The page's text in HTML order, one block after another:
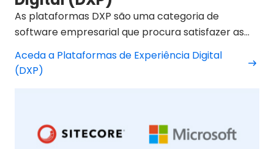
As plataformas DXP são uma categoria de
software empresarial que procura satisfazer as
necessidades das empresas na sua
transformação digital.
Aceda a Plataformas de Experiência Digital
(DXP)